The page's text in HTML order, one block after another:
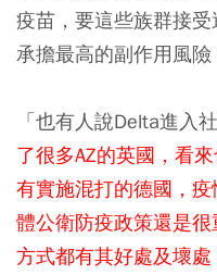
疫苗，要這些族群接
承擔最高的副作用風險
「也有人說Delta進入
了很多AZ的英國，看
有實施混打的德國，
體公衛防疫政策還是
方式都有其好處及壞